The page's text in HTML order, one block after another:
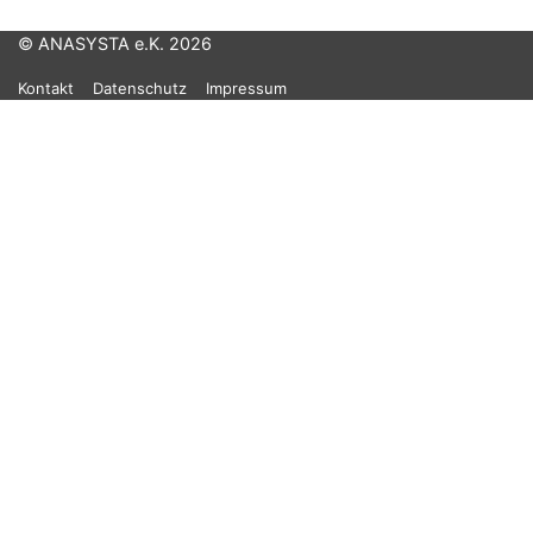
© ANASYSTA e.K. 2026
Kontakt Datenschutz Impressum